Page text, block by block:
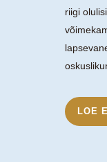
riigi
LOE